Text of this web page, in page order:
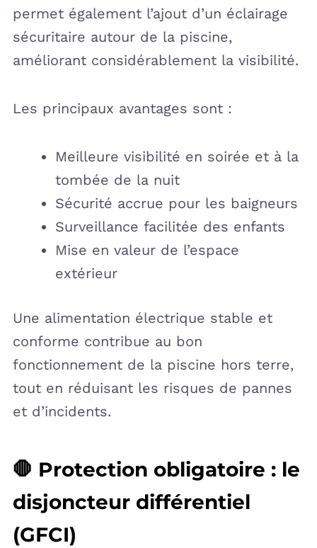
permet également l’ajout d’un éclairage
sécuritaire autour de la piscine,
améliorant considérablement la visibilité.
Les principaux avantages sont :
Meilleure visibilité en soirée et à la
tombée de la nuit
Sécurité accrue pour les baigneurs
Surveillance facilitée des enfants
Mise en valeur de l’espace
extérieur
Une alimentation électrique stable et
conforme contribue au bon
fonctionnement de la piscine hors terre,
tout en réduisant les risques de pannes
et d’incidents.
🛑 Protection obligatoire : le
disjoncteur différentiel
(GFCI)